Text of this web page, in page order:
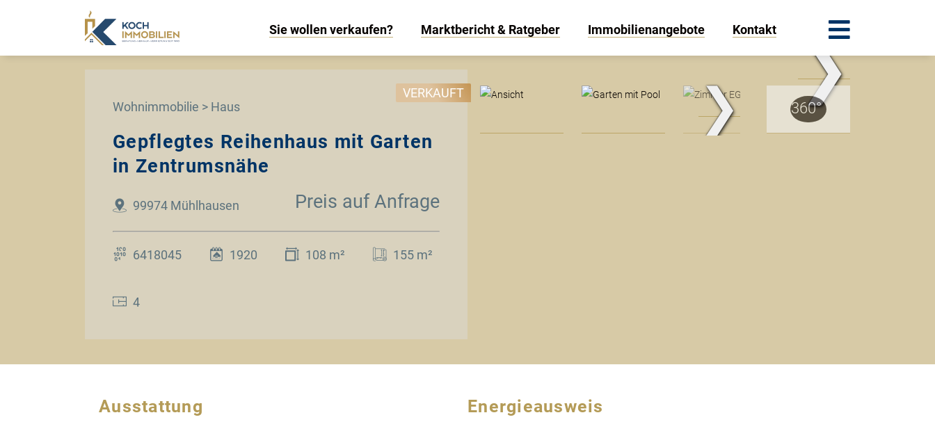
Sie wollen verkaufen? Marktbericht & Ratgeber Immobilienangebote Kontakt
Wohnimmobilie > Haus
VERKAUFT
Gepflegtes Reihenhaus mit Garten
in Zentrumsnähe
99974 Mühlhausen Preis auf Anfrage
6418045 1920 108 m² 155 m²
4
Ansicht ❯
❯
Ausstattung Energieausweis